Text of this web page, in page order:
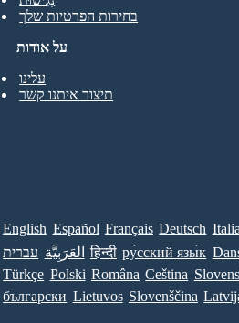
על אודות
עלינו
תיצור איתנו קשר
בחירות הפרטיות שלך
English Español Français Deutsch
עברית العَرَبِيَّة हिन्दी ру́сский язы́к
Türkçe Polski Româna Ceština
български Lietuvos Slovenščina